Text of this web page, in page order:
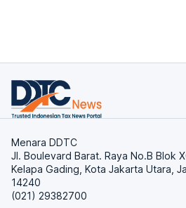
Menara DDTC
Jl. Boulevard Barat. Raya No.B Blok
Kelapa Gading, Kota Jakarta Utara,
14240
(021) 29382700